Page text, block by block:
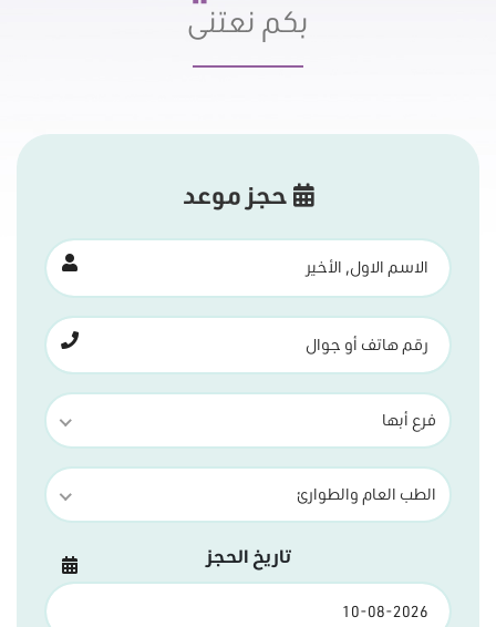
بكم نعتنى
حجز موعد
فرع أبها
الطب العام والطوارئ
تاريخ الحجز